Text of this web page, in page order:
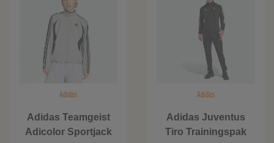
Adidas
Adidas Teamgeist
Adicolor Sportjack
Adidas
Adidas Juventus
Tiro Trainingspak